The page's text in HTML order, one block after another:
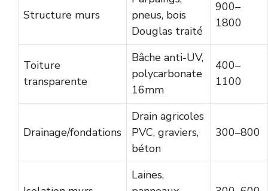
Structure murs
pneus, bois
Douglas traité
900–
1800
Toiture
transparente
Bâche anti-UV,
polycarbonate
16mm
400–
1100
Drainage/fondations
Drain agricoles
PVC, graviers,
béton
300–800
Laines,